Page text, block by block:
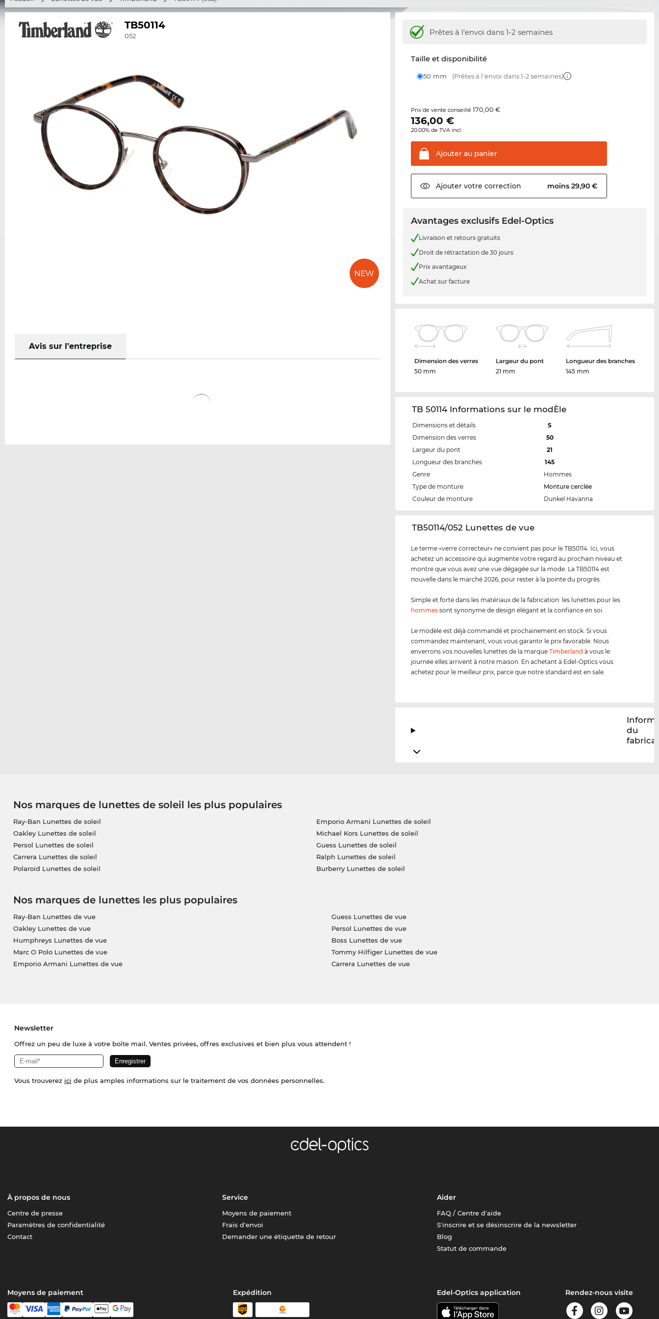
TB50114
052
Avis sur l’entreprise
Prêtes à l'envoi dans 1-2 semaines
Taille et disponibilité
50 mm (Prêtes à l'envoi dans 1-2 semaines)
Prix de vente conseillé170,00 €
136,00 €
20.00% de TVA incl.
Ajouter au panier
Ajouter votre correction moins 29,90 €
Avantages exclusifs Edel-Optics
Livraison et retours gratuits
Droit de rétractation de 30 jours
Prix avantageux
Achat sur facture
Dimension des verres
50 mm
Largeur du pont
21 mm
Longueur des branches
145 mm
TB 50114 Informations sur le modÈle
Dimensions et détails
S
Dimension des verres
50
Largeur du pont
21
Longueur des branches
145
Genre
Hommes
Type de monture
Monture cerclée
Couleur de monture
Dunkel Havanna
‌TB50114/052 Lunettes de vue
Le terme «verre correcteur» ne convient pas pour le TB50114. Ici, vous
achetez un accessoire qui augmente votre regard au prochain niveau et
montre que vous avez une vue dégagée sur la mode. La TB50114 est
nouvelle dans le marché 2026, pour rester à la pointe du progrès.
Simple et forte dans les matériaux de la fabrication: les lunettes pour les
hommes sont synonyme de design élégant et la confiance en soi.
Le modèle est déjà commandé et prochainement en stock. Si vous
commandez maintenant, vous vous garantir le prix favorable. Nous
enverrons vos nouvelles lunettes de la marqueTimberland à vous le
journée elles arrivent à notre maison. En achetant à Edel-Optics vous
achetez pour le meilleur prix, parce que notre standard est en sale.
du
Nos marques de lunettes de soleil les plus populaires
Ray-Ban Lunettes de soleil
Oakley Lunettes de soleil
Persol Lunettes de soleil
Carrera Lunettes de soleil
Polaroid Lunettes de soleil
Emporio Armani Lunettes de soleil
Michael Kors Lunettes de soleil
Guess Lunettes de soleil
Ralph Lunettes de soleil
Burberry Lunettes de soleil
Nos marques de lunettes les plus populaires
Ray-Ban Lunettes de vue
Oakley Lunettes de vue
Humphreys Lunettes de vue
Marc O Polo Lunettes de vue
Emporio Armani Lunettes de vue
Guess Lunettes de vue
Persol Lunettes de vue
Boss Lunettes de vue
Tommy Hilfiger Lunettes de vue
Carrera Lunettes de vue
Newsletter
Offrez un peu de luxe à votre boîte mail. Ventes privées, offres exclusives et bien plus vous attendent !
Vous trouverez ici de plus amples informations sur le traitement de vos données personnelles.
À propos de nous
Centre de presse
Paramètres de confidentialité
Contact
Service
Moyens de paiement
Frais d'envoi
Demander une étiquette de retour
Aider
FAQ / Centre d'aide
S'inscrire et se désinscrire de la newsletter
Blog
Statut de commande
Moyens de paiement Expédition Edel-Optics application Rendez-nous visite